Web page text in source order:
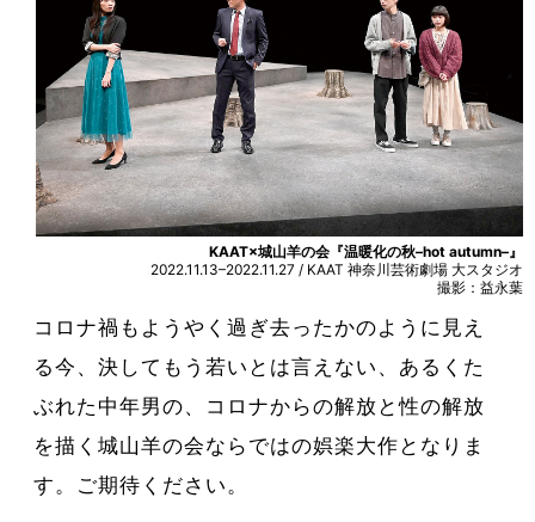
KAAT×城山羊の会『温暖化の秋–hot autumn–』
2022.11.13–2022.11.27 / KAAT 神奈川芸術劇場 大スタジオ
撮影：益永葉
コロナ禍もようやく過ぎ去ったかのように見え
る今、決してもう若いとは言えない、あるくた
ぶれた中年男の、コロナからの解放と性の解放
を描く城山羊の会ならではの娯楽大作となりま
す。ご期待ください。